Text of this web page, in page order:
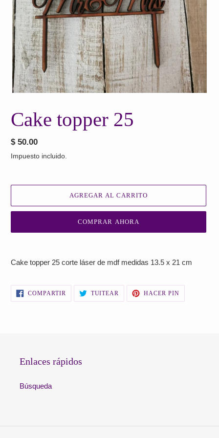
Cake topper 25
Precio
habitual
$ 50.00
Impuesto incluido.
AGREGAR AL CARRITO
COMPRAR AHORA
producto
tu
carrito
Cake topper 25 corte láser de mdf medidas 13.5 x 21 cm
COMPARTIR COMPARTIR
FACEBOOK
TUITEAR TUITEAR
TWITTER
HACER PINPINEAR
PINTEREST
Enlaces rápidos
Búsqueda